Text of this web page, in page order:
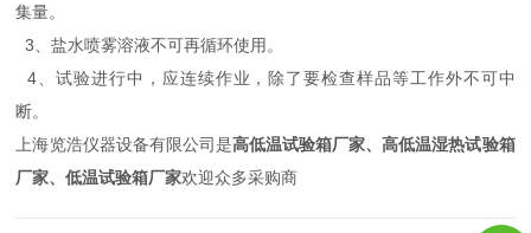
集量。
3、盐水喷雾溶液不可再循环使用。
4、试验进行中，应连续作业，除了要检查样品等工作外不可中
断。
上海览浩仪器设备有限公司是高低温试验箱厂家、高低温湿热试验箱
厂家、低温试验箱厂家欢迎众多采购商